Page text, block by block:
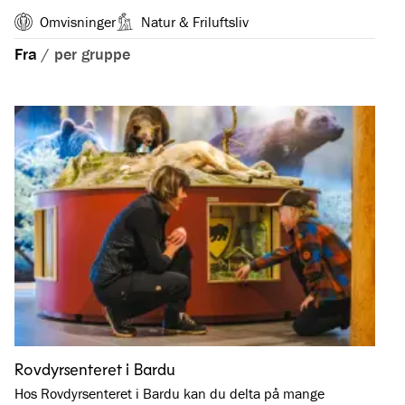
Omvisninger Natur & Friluftsliv
Fra / per gruppe
Rovdyrsenteret i Bardu
Hos Rovdyrsenteret i Bardu kan du delta på mange